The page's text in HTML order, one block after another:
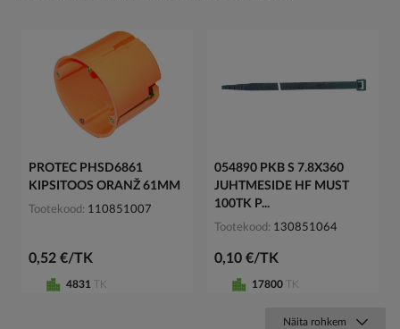
PROTEC PHSD6861
KIPSITOOS ORANŽ 61MM
Tootekood 110851007
0,52 €/TK
4831 TK
054890 PKB S 7.8X360
JUHTMESIDE HF MUST
100TK P...
Tootekood 130851064
0,10 €/TK
17800 TK
Näita rohkem